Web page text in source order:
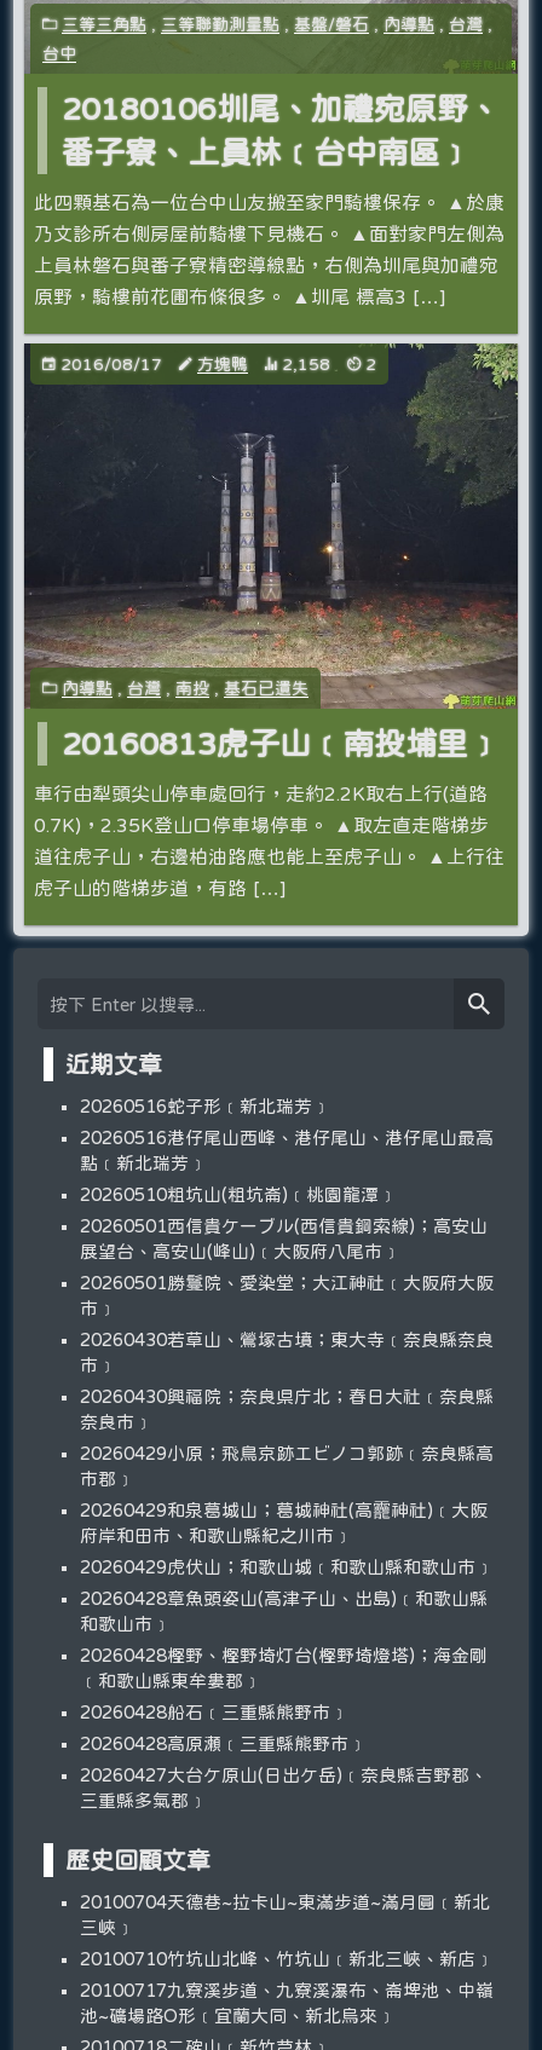
三等三角點 , 三等聯勤測量點 ,基盤/磐石 , 內導點 ,台灣 ,
台中
20180106圳尾、加禮宛原野、
番子寮、上員林﹝台中南區﹞
此四顆基石為一位台中山友搬至家門騎樓保存。 ▲於康
乃文診所右側房屋前騎樓下見機石。 ▲面對家門左側為
上員林磐石與番子寮精密導線點，右側為圳尾與加禮宛
原野，騎樓前花圃布條很多。 ▲圳尾 標高3 […]
2016/08/17 方塊鴨 2,158 2
內導點 ,台灣 , 南投 ,基石已遺失
20160813虎子山﹝南投埔里﹞
車行由犁頭尖山停車處回行，走約2.2K取右上行(道路
0.7K)，2.35K登山口停車場停車。 ▲取左直走階梯步
道往虎子山，右邊柏油路應也能上至虎子山。 ▲上行往
虎子山的階梯步道，有路 […]
近期文章
20260516蛇子形﹝新北瑞芳﹞
20260516港仔尾山西峰、港仔尾山、港仔尾山最高
點﹝新北瑞芳﹞
20260510粗坑山(粗坑崙)﹝桃園龍潭﹞
20260501西信貴ケーブル(西信貴鋼索線)；高安山
展望台、高安山(峰山)﹝大阪府八尾市﹞
20260501勝鬘院、愛染堂；大江神社﹝大阪府大阪
市﹞
20260430若草山、鶯塚古墳；東大寺﹝奈良縣奈良
市﹞
20260430興福院；奈良県庁北；春日大社﹝奈良縣
奈良市﹞
20260429小原；飛鳥京跡エビノコ郭跡﹝奈良縣高
市郡﹞
20260429和泉葛城山；葛城神社(高龗神社)﹝大阪
府岸和田市、和歌山縣紀之川市﹞
20260429虎伏山；和歌山城﹝和歌山縣和歌山市﹞
20260428章魚頭姿山(高津子山、出島)﹝和歌山縣
和歌山市﹞
20260428樫野、樫野埼灯台(樫野埼燈塔)；海金剛
﹝和歌山縣東牟婁郡﹞
20260428船石﹝三重縣熊野市﹞
20260428高原瀬﹝三重縣熊野市﹞
20260427大台ケ原山(日出ケ岳)﹝奈良縣吉野郡、
三重縣多氣郡﹞
歷史回顧文章
20100704天德巷~拉卡山~東滿步道~滿月圓﹝新北
三峽﹞
20100710竹坑山北峰、竹坑山﹝新北三峽、新店﹞
20100717九寮溪步道、九寮溪瀑布、崙埤池、中嶺
池~礦場路O形﹝宜蘭大同、新北烏來﹞